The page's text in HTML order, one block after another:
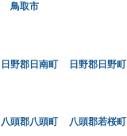
鳥取市
日野郡日南町 日野郡日野町
八頭郡八頭町
八頭郡若桜町